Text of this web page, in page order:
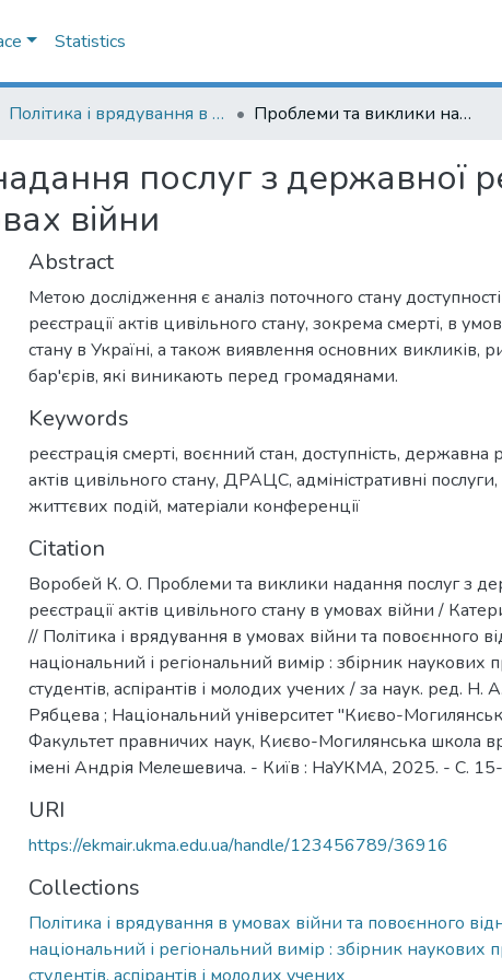
Statistics
Політика і врядування в умовах війни та повоєнного відновлення: національний і регіональний вимір : збірник наукових праць студентів, аспірантів і молодих учених Проблеми та виклики надання послуг з державної реєстрації актів цивільного стану в умовах війни
послуг з державної
війни
Abstract
Метою дослідження є аналіз поточного стану
реєстрації актів цивільного стану, зокрема смерті, в
стану в Україні, а також виявлення основних викликів,
бар'єрів, які виникають перед громадянами.
Keywords
реєстрація смерті, воєнний стан, доступність, державна
актів цивільного стану, ДРАЦС, адміністративні послуги,
життєвих подій, матеріали конференції
Citation
Воробей К. О. Проблеми та виклики надання послуг з
реєстрації актів цивільного стану в умовах війни /
// Політика і врядування в умовах війни та повоєнного
національний і регіональний вимір : збірник наукових
студентів, аспірантів і молодих учених / за наук. ред. Н.
Рябцева ; Національний університет "Києво-
Факультет правничих наук, Києво-Могилянська школа
імені Андрія Мелешевича. - Київ : НаУКМА, 2025. - С.
URI
https://ekmair.ukma.edu.ua/handle/123456789/36916
Collections
Політика і врядування в умовах війни та повоєнного
національний і регіональний вимір : збірник наукових